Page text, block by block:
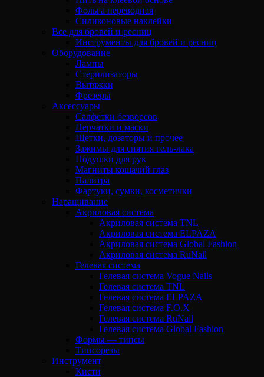
Фольга переводная
Силиконовые наклейки
Все для бровей и ресниц
Инструменты для бровей и ресниц
Оборудование
Лампы
Стерилизаторы
Вытяжки
Фрезеры
Аксессуары
Салфетки безворсов
Перчатки и маски
Щетки, дозаторы и прочее
Зажимы для снятия гель-лака
Подушки для рук
Магниты кошачий глаз
Палитра
Фартуки, сумки, косметички
Наращивание
Акриловая система
Акриловая система TNL
Акриловая система ELPAZA
Акриловая система Global Fashion
Акриловая система RuNail
Гелевая система
Гелевая система Vogue Nails
Гелевая система TNL
Гелевая система ELPAZA
Гелевая система F.O.X
Гелевая система RuNail
Гелевая система Global Fashion
Формы — типсы
Типсорезы
Инструмент
Кисти